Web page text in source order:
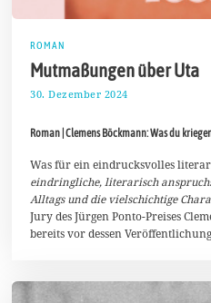
ROMAN
Mutmaßungen über Uta
30. Dezember 2024
J
n
a
r
2
0
Roman | Clemens Böckmann: Was du
Was für ein eindrucksvolles
eindringliche, literarisch
Alltags und die vielschichtige
Jury des Jürgen Ponto-Preises
bereits vor dessen